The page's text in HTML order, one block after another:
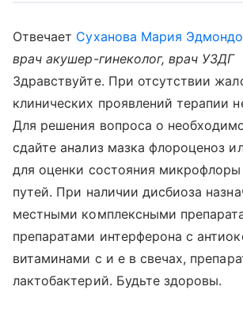
Отвечает Суханова Мария
врач акушер-гинеколог, врач УЗДГ
Здравствуйте. При отсутствии
клинических проявлений терапии
Для решения вопроса о
сдайте анализ мазка флороценоз
для оценки состояния
путей. При наличии дисбиоза
местными комплексными
препаратами интерферона с
витаминами с и е в свечах,
лактобактерий. Будьте здоровы.